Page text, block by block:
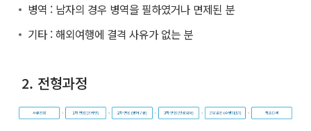
병역 : 남자의 경우 병역을 필하였거나 면제된 분
기타 : 해외여행에 결격 사유가 없는 분
2. 전형과정